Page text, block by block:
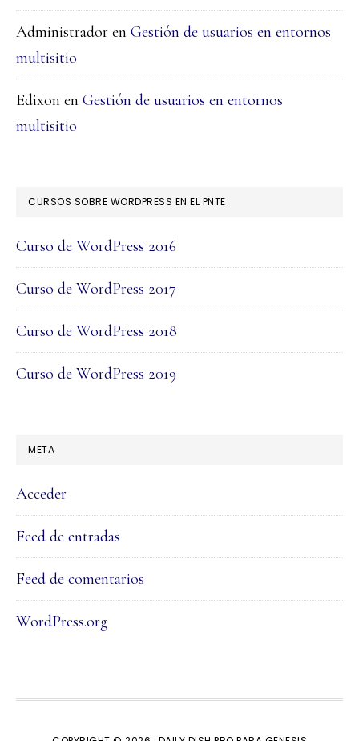
Administrador en Gestión de usuarios en entornos
multisitio
Edixon en Gestión de usuarios en entornos
multisitio
CURSOS SOBRE WORDPRESS EN EL PNTE
Curso de WordPress 2016
Curso de WordPress 2017
Curso de WordPress 2018
Curso de WordPress 2019
META
Acceder
Feed de entradas
Feed de comentarios
WordPress.org